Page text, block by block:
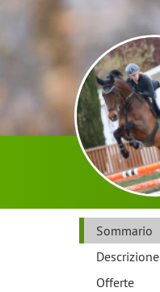
Sommario
Descrizione
Offerte